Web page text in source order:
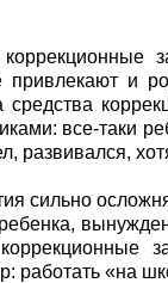
и
все-таки
развивался,
сильно
работать «на